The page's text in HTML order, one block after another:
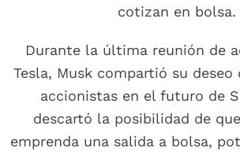
cotizan en bolsa.
Durante la última reunión de
Tesla, Musk compartió su
accionistas en el futuro de
descartó la posibilidad de
emprenda una salida a bolsa,